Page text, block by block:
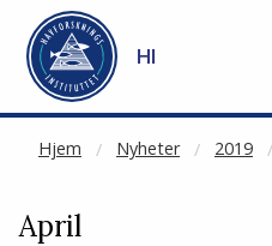
Gå til hovedinnhold
HI
Hjem Nyheter 2019
NOT CACHED
April